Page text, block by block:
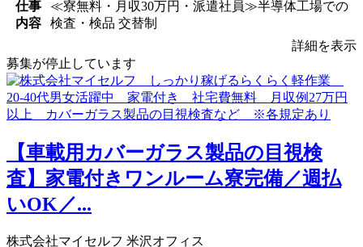
仕事
内容
≪寮無料・月収30万円・派遣社員≫半導体工場での
検査・検品 交替制
詳細を表示
募集が停止しています
【車載用カバーガラス製品の目視検
査】家電付きワンルーム寮完備／週払
いOK／...
株式会社マイセルフ 米沢オフィス